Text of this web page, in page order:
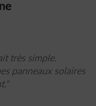
très simple.
panneaux solaires​